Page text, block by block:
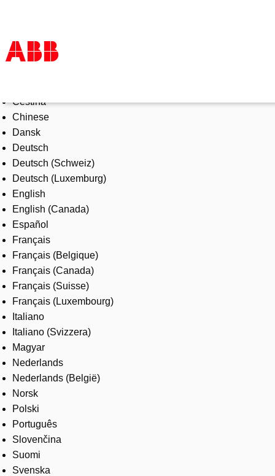
Products & Solutions
Industries
Services
About us
Where to buy
Contact us
Careers
Čeština
Chinese
Dansk
Deutsch
Deutsch (Schweiz)
Deutsch (Luxemburg)
English
English (Canada)
Español
Français
Français (Belgique)
Français (Canada)
Français (Suisse)
Français (Luxembourg)
Italiano
Italiano (Svizzera)
Magyar
Nederlands
Nederlands (België)
Norsk
Polski
Português
Slovenčina
Suomi
Svenska